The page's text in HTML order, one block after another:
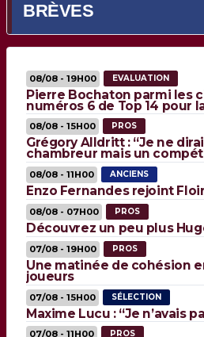
BRÈVES
08/08 - 19H00 EVALUATION
Pierre Bochaton parmi les
numéros 6 de Top 14 pour
08/08 - 15H00 PROS
Grégory Alldritt : “Je ne
chambreur mais un
08/08 - 11H00 ANCIENS
Enzo Fernandes rejoint
08/08 - 07H00 PROS
Découvrez un peu plus
07/08 - 19H00 PROS
Une matinée de cohésion
joueurs
07/08 - 15H00 SÉLECTION
Maxime Lucu : “Je n’avais
07/08 - 11H00 PROS